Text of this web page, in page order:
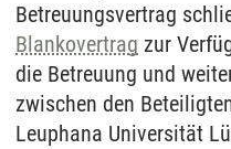
Betreuungsvertrag
Blankovertrag zur
die Betreuung und
zwischen den
Leuphana Universität